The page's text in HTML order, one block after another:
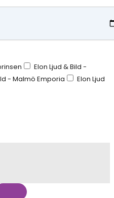
Elon Ljud & Bild -
- Malmö Emporia
Elon Ljud